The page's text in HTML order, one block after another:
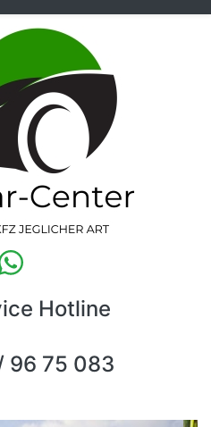
Hotline
96 75 083